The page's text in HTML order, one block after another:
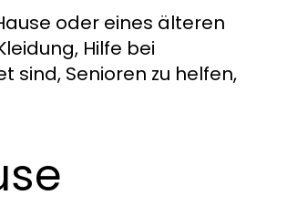
oder eines älteren
Hilfe bei
sind, Senioren zu helfen,